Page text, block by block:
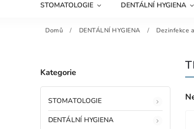
STOMATOLOGIE DENTÁLNÍ HYGIENA
Domů / DENTÁLNÍ HYGIENA / Dezinfekce
Kategorie
STOMATOLOGIE
DENTÁLNÍ HYGIENA